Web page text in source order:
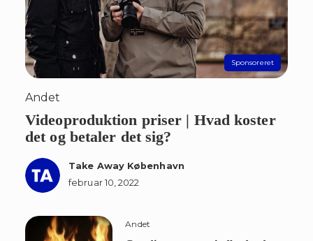
Andet
Videoproduktion priser | Hvad koster
det og betaler det sig?
Take Away København
februar 10, 2022
Andet